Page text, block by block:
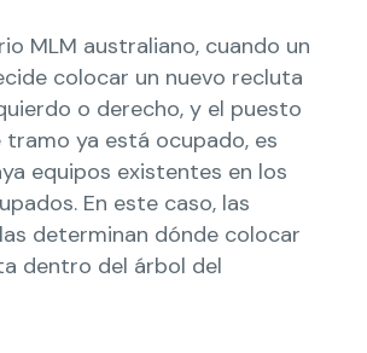
MLM australiano, cuando un
colocar un nuevo recluta
o derecho, y el puesto
ya está ocupado, es
equipos existentes en los
En este caso, las
determinan dónde colocar
dentro del árbol del